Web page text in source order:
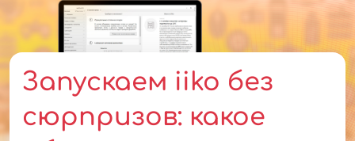
Запускаем iiko без
сюрпризов: какое